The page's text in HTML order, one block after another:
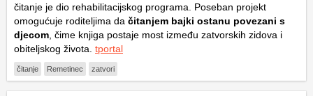
čitanje je dio rehabilitacijskog programa. Poseban projekt
omogućuje roditeljima da čitanjem bajki ostanu povezani s
djecom , čime knjiga postaje most između zatvorskih zidova i
obiteljskog života. tportal
čitanje Remetinec zatvori